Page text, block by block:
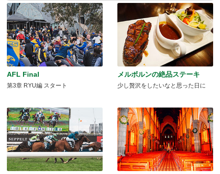
AFL Final
第3章 RYU編 スタート
メルボルンの絶品ステーキ
少し贅沢をしたいなと思った日に